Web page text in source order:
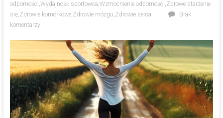
odporności,Wydajność sportowca,Wzmocnienie odporności,Zdrowe starzenie
się,Zdrowie komórkowe,Zdrowie mózgu,Zdrowie serca
Brak
komentarzy